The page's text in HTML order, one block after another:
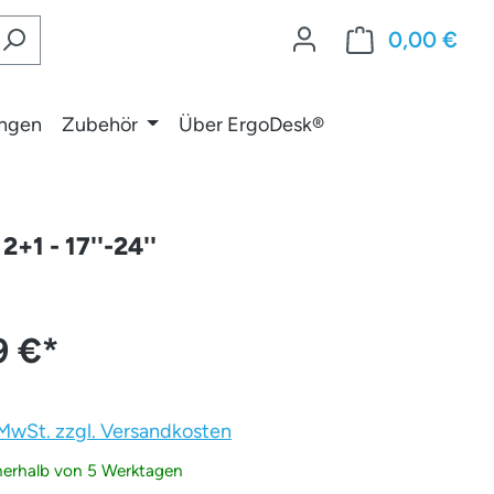
0,00 €
Zubehör Über ErgoDesk®
- 17''-24''
€*
zzgl. Versandkosten
von 5 Werktagen